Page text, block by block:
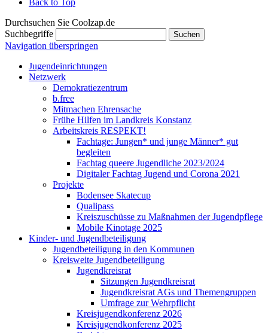
Durchsuchen Sie Coolzap.de
Suchbegriffe
Suchen
Navigation überspringen
Jugendeinrichtungen
Netzwerk
Demokratiezentrum
b.free
Mitmachen Ehrensache
Frühe Hilfen im Landkreis Konstanz
Arbeitskreis RESPEKT!
Fachtage: Jungen* und junge Männer* gut
begleiten
Fachtag queere Jugendliche 2023/2024
Digitaler Fachtag Jugend und Corona 2021
Projekte
Bodensee Skatecup
Qualipass
Kreiszuschüsse zu Maßnahmen der Jugendpflege
Mobile Kinotage 2025
Kinder- und Jugendbeteiligung
Jugendbeteiligung in den Kommunen
Kreisweite Jugendbeteiligung
Jugendkreisrat
Sitzungen Jugendkreisrat
Jugendkreisrat AGs und Themengruppen
Umfrage zur Wehrpflicht
Kreisjugendkonferenz 2026
Kreisjugendkonferenz 2025